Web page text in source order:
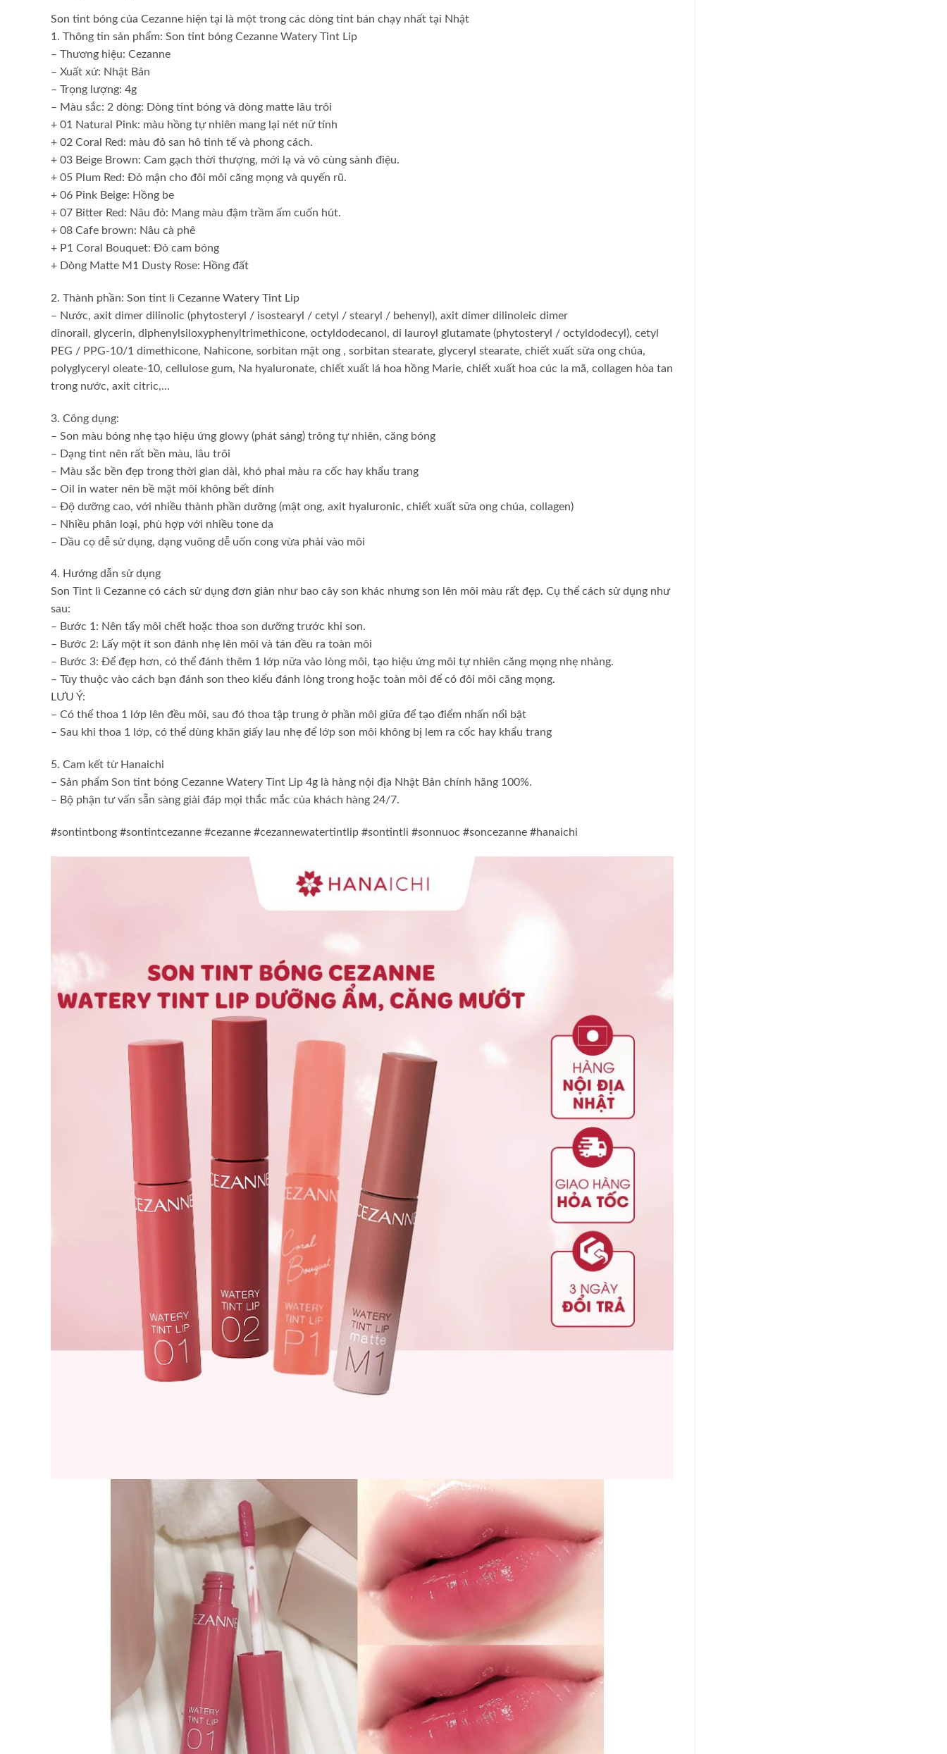
Son tint bóng của Cezanne hiện tại là một trong các dòng tint bán chạy nhất tại Nhật
1. Thông tin sản phẩm: Son tint bóng Cezanne Watery Tint Lip
– Thương hiệu: Cezanne
– Xuất xứ: Nhật Bản
– Trọng lượng: 4g
– Màu sắc: 2 dòng: Dòng tint bóng và dòng matte lâu trôi
+ 01 Natural Pink: màu hồng tự nhiên mang lại nét nữ tính
+ 02 Coral Red: màu đỏ san hô tinh tế và phong cách.
+ 03 Beige Brown: Cam gạch thời thượng, mới lạ và vô cùng sành điệu.
+ 05 Plum Red: Đỏ mận cho đôi môi căng mọng và quyến rũ.
+ 06 Pink Beige: Hồng be
+ 07 Bitter Red: Nâu đỏ: Mang màu đậm trầm ấm cuốn hút.
+ 08 Cafe brown: Nâu cà phê
+ P1 Coral Bouquet: Đỏ cam bóng
+ Dòng Matte M1 Dusty Rose: Hồng đất
2. Thành phần: Son tint lì Cezanne Watery Tint Lip
– Nước, axit dimer dilinolic (phytosteryl / isostearyl / cetyl / stearyl / behenyl), axit dimer dilinoleic dimer
dinorail, glycerin, diphenylsiloxyphenyltrimethicone, octyldodecanol, di lauroyl glutamate (phytosteryl / octyldodecyl), cetyl
PEG / PPG-10/1 dimethicone, Nahicone, sorbitan mật ong , sorbitan stearate, glyceryl stearate, chiết xuất sữa ong chúa,
polyglyceryl oleate-10, cellulose gum, Na hyaluronate, chiết xuất lá hoa hồng Marie, chiết xuất hoa cúc la mã, collagen hòa tan
trong nước, axit citric,…
3. Công dụng:
– Son màu bóng nhẹ tạo hiệu ứng glowy (phát sáng) trông tự nhiên, căng bóng
– Dạng tint nên rất bền màu, lâu trôi
– Màu sắc bền đẹp trong thời gian dài, khó phai màu ra cốc hay khẩu trang
– Oil in water nên bề mặt môi không bết dính
– Độ dưỡng cao, với nhiều thành phần dưỡng (mật ong, axit hyaluronic, chiết xuất sữa ong chúa, collagen)
– Nhiều phân loại, phù hợp với nhiều tone da
– Dầu cọ dễ sử dụng, dạng vuông dễ uốn cong vừa phải vào môi
4. Hướng dẫn sử dụng
Son Tint lì Cezanne có cách sử dụng đơn giản như bao cây son khác nhưng son lên môi màu rất đẹp. Cụ thể cách sử dụng như
sau:
– Bước 1: Nên tẩy môi chết hoặc thoa son dưỡng trước khi son.
– Bước 2: Lấy một ít son đánh nhẹ lên môi và tán đều ra toàn môi
– Bước 3: Để đẹp hơn, có thể đánh thêm 1 lớp nữa vào lòng môi, tạo hiệu ứng môi tự nhiên căng mọng nhẹ nhàng.
– Tùy thuộc vào cách bạn đánh son theo kiểu đánh lòng trong hoặc toàn môi để có đôi môi căng mọng.
LƯU Ý:
– Có thể thoa 1 lớp lên đều môi, sau đó thoa tập trung ở phần môi giữa để tạo điểm nhấn nổi bật
– Sau khi thoa 1 lớp, có thể dùng khăn giấy lau nhẹ để lớp son môi không bị lem ra cốc hay khẩu trang
5. Cam kết từ Hanaichi
– Sản phẩm Son tint bóng Cezanne Watery Tint Lip 4g là hàng nội địa Nhật Bản chính hãng 100%.
– Bộ phận tư vấn sẵn sàng giải đáp mọi thắc mắc của khách hàng 24/7.
#sontintbong #sontintcezanne #cezanne #cezannewatertintlip #sontintli #sonnuoc #soncezanne #hanaichi